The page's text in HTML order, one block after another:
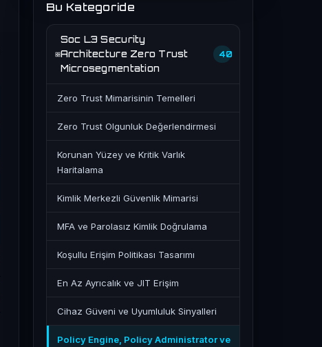
Bu Kategoride
Soc L3 Security
Architecture Zero Trust
Microsegmentation
40
Zero Trust Mimarisinin Temelleri
Zero Trust Olgunluk Değerlendirmesi
Korunan Yüzey ve Kritik Varlık
Haritalama
Kimlik Merkezli Güvenlik Mimarisi
MFA ve Parolasız Kimlik Doğrulama
Koşullu Erişim Politikası Tasarımı
En Az Ayrıcalık ve JIT Erişim
Cihaz Güveni ve Uyumluluk Sinyalleri
Policy Engine, Policy Administrator ve